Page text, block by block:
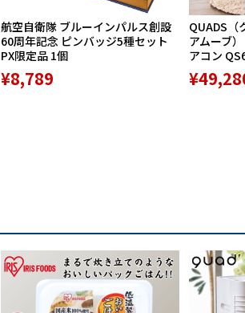
航空自衛隊 ブルーインパルス創設
60周年記念 ピンバッジ5種セット
PX限定品 1個
¥8,789
QUADS（
アムーブ
アコン